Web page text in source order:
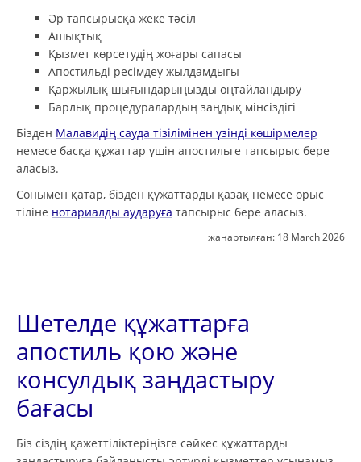
Әр тапсырысқа жеке тәсіл
Ашықтық
Қызмет көрсетудің жоғары сапасы
Апостильді ресімдеу жылдамдығы
Қаржылық шығындарыңызды оңтайландыру
Барлық процедуралардың заңдық мінсіздігі
Бізден Малавидің сауда тізілімінен үзінді көшірмелер
немесе басқа құжаттар үшін апостильге тапсырыс бере
аласыз.
Сонымен қатар, бізден құжаттарды қазақ немесе орыс
тіліне нотариалды аударуға тапсырыс бере аласыз.
жанартылған: 18 March 2026
Шетелде құжаттарға
апостиль қою және
консулдық заңдастыру
бағасы
Біз сіздің қажеттіліктеріңізге сәйкес құжаттарды